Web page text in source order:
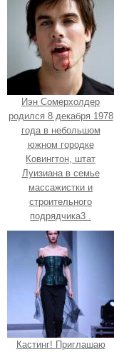
Иэн Сомерхолдер
родился 8 декабря 1978
года в небольшом
южном городке
Ковингтон, штат
Луизиана в семье
массажистки и
строительного
подрядчика3 .
Кастинг! Приглашаю